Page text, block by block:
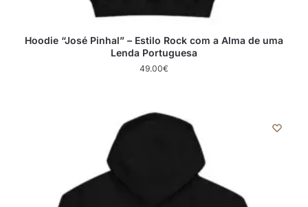
Hoodie “José Pinhal” – Estilo Rock com a Alma de uma
Lenda Portuguesa
49.00€